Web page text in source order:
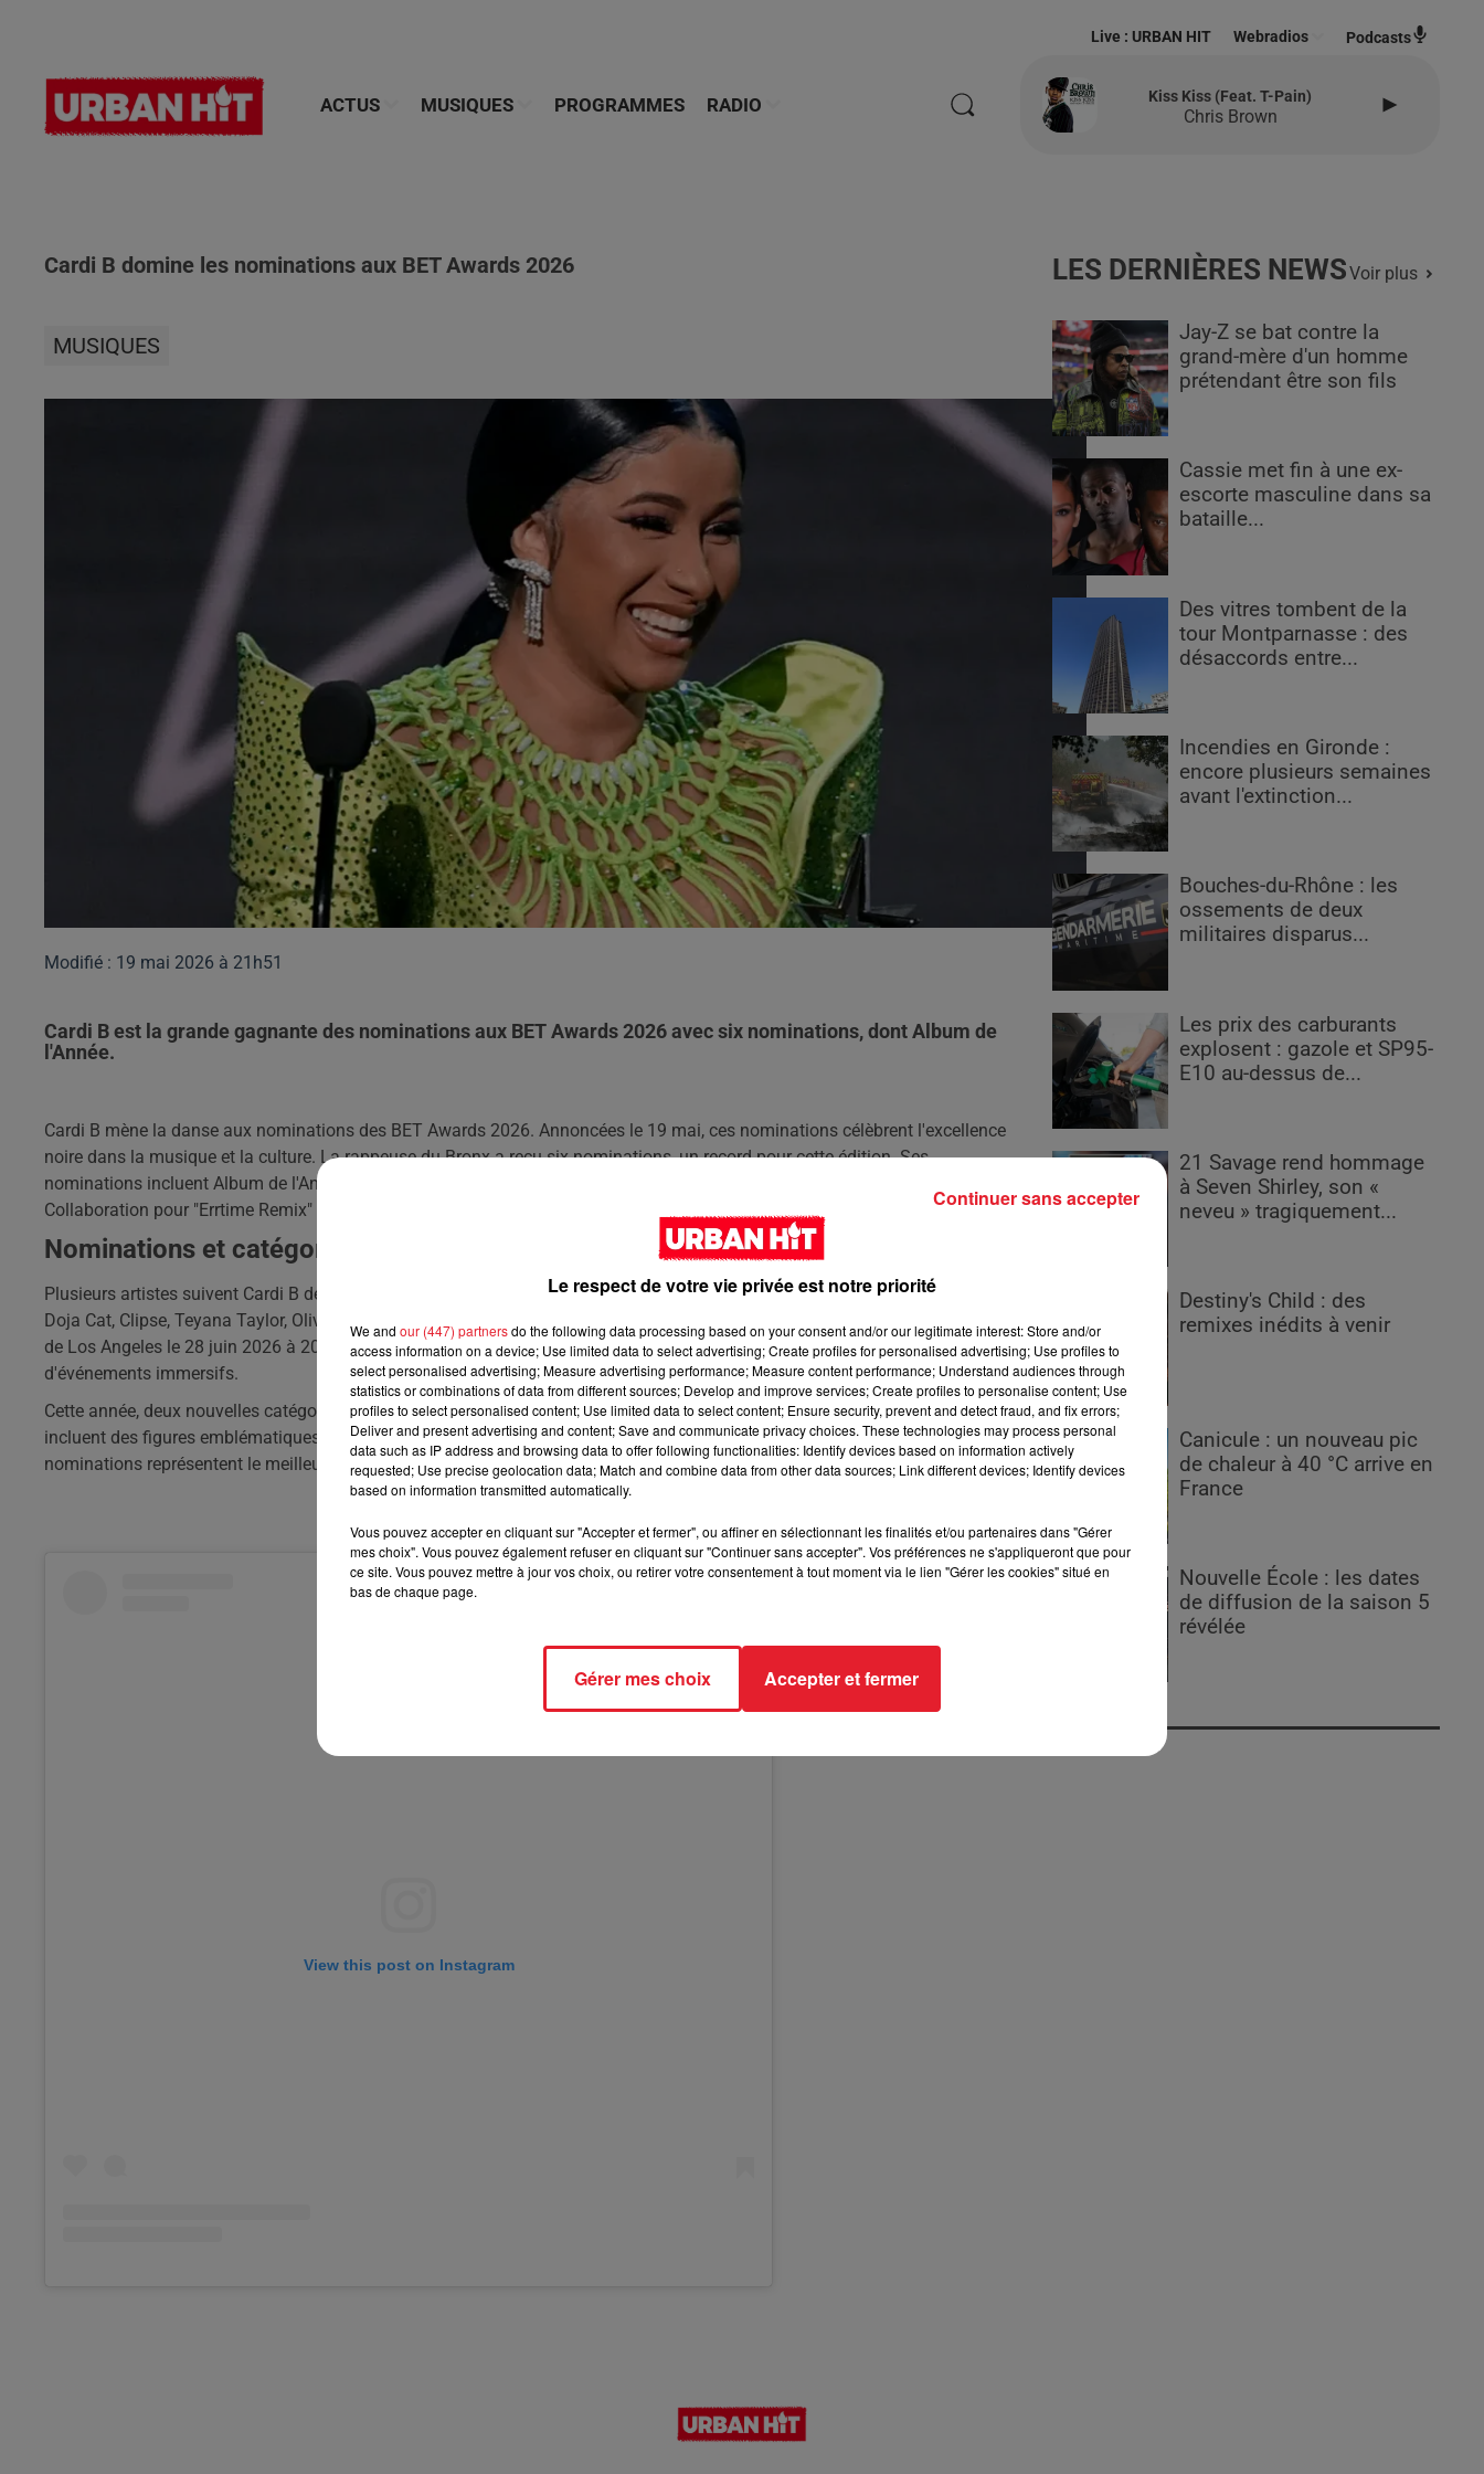
ACTUS MUSIQUES PROGRAMMES RADIO
Live : URBAN HIT Webradios Podcasts
Kiss Kiss (feat. T-Pain)
Chris Brown
Cardi B domine les nominations aux BET Awards 2026
MUSIQUES
Modifié : 19 mai 2026 à 21h51
Cardi B est la grande gagnante des nominations aux BET Awards 2026 avec six nominations, dont Album de
l'Année.
Cardi B mène la danse aux nominations des BET Awards 2026. Annoncées le 19 mai, ces nominations célèbrent l'excellence
noire dans la musique et la culture. La rappeuse du Bronx a reçu six nominations, un record pour cette édition. Ses
nominations incluent Album de l'Année pour son projet Am I The Drama?, Meilleure Artiste Hip Hop Féminine, et Meilleure
Collaboration pour "Errtime Remix" avec Jeezy et Latto.
Nominations et catégories des BET Awards 2026
Plusieurs artistes suivent Cardi B de près. Kendrick Lamar et Mariah the Scientist ont chacun cinq nominations. Doechii,
Doja Cat, Clipse, Teyana Taylor, Olivia Dean et Latto ont quatre nominations. La cérémonie se déroulera au Peacock Theater
de Los Angeles le 28 juin 2026 à 20h ET/PT. BET Experience 2026 se tiendra du 25 au 27 juin, offrant trois jours
d'événements immersifs.
Cette année, deux nouvelles catégories font leur apparition : le Fashion Vanguard Award et le Pulse Award. Les nominés
incluent des figures emblématiques comme A$AP Rocky, Beyoncé et Cardi B. Connie Orlando, EVP de BET, a déclaré que ces
nominations représentent le meilleur de la culture noire à travers la musique et le cinéma.
View this post on Instagram
LES DERNIÈRES NEWSVoir plus
Jay-Z se bat contre la
grand-mère d'un homme
prétendant être son fils
Cassie met fin à une ex-
escorte masculine dans sa
bataille...
Des vitres tombent de la
tour Montparnasse : des
désaccords entre...
Incendies en Gironde :
encore plusieurs semaines
avant l'extinction...
Bouches-du-Rhône : les
ossements de deux
militaires disparus...
Les prix des carburants
explosent : gazole et SP95-
E10 au-dessus de...
21 Savage rend hommage
à Seven Shirley, son «
neveu » tragiquement...
Destiny's Child : des
remixes inédits à venir
Canicule : un nouveau pic
de chaleur à 40 °C arrive en
France
Nouvelle École : les dates
de diffusion de la saison 5
révélée
Le respect de votre vie privée est notre priorité
We and our (447) partnersdo the following data processing based on your consent and/or our legitimate interest: Store and/or
access information on a device; Use limited data to select advertising; Create profiles for personalised advertising; Use profiles to
select personalised advertising; Measure advertising performance; Measure content performance; Understand audiences through
statistics or combinations of data from different sources; Develop and improve services; Create profiles to personalise content; Use
profiles to select personalised content; Use limited data to select content; Ensure security, prevent and detect fraud, and fix errors;
Deliver and present advertising and content; Save and communicate privacy choices. These technologies may process personal
data such as IP address and browsing data to offer following functionalities: Identify devices based on information actively
requested; Use precise geolocation data; Match and combine data from other data sources; Link different devices; Identify devices
based on information transmitted automatically.
Vous pouvez accepter en cliquant sur "Accepter et fermer", ou affiner en sélectionnant les finalités et/ou partenaires dans "Gérer
mes choix". Vous pouvez également refuser en cliquant sur "Continuer sans accepter". Vos préférences ne s'appliqueront que pour
ce site. Vous pouvez mettre à jour vos choix, ou retirer votre consentement à tout moment via le lien "Gérer les cookies" situé en
bas de chaque page.
Gérer mes choix Accepter et fermer
Continuer sans accepter